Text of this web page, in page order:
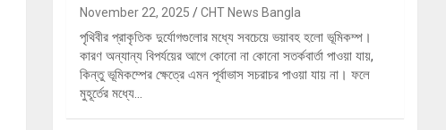
November 22, 2025 CHT News Bangla
পৃথিবীর প্রাকৃতিক দুর্যোগগুলোর মধ্যে সবচেয়ে ভয়াবহ হলো ভূমিকম্প।
কারণ অন্যান্য বিপর্যয়ের আগে কোনো না কোনো সতর্কবার্তা পাওয়া যায়,
কিন্তু ভূমিকম্পের ক্ষেত্রে এমন পূর্বাভাস সচরাচর পাওয়া যায় না। ফলে
মুহূর্তের মধ্যে…